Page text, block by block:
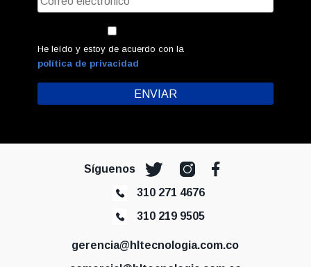
He leído y estoy de acuerdo con la
política de privacidad
Síguenos
310 271 4676
310 219 9505
gerencia@hltecnologia.com.co